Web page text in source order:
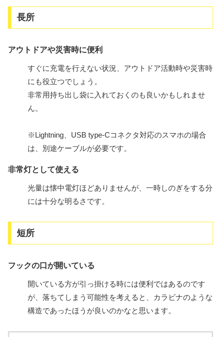
長所
アウトドアや災害時に便利
すぐに充電を行えない状況、アウトドア活動時や災害時
にも役立つでしょう。
非常用持ち出し袋に入れておくのも良いかもしれませ
ん。
※Lightning、USB type-Cコネクタ対応のスマホの場合
は、別途ケーブルが必要です。
非常灯として使える
光量は懐中電灯ほどありませんが、一時しのぎをする分
には十分な明るさです。
短所
フックの口が開いている
開いている方が引っ掛ける時には便利ではあるのです
が、落ちてしまう可能性を考えると、カラビナのような
構造であったほうが良いのかなと思います。